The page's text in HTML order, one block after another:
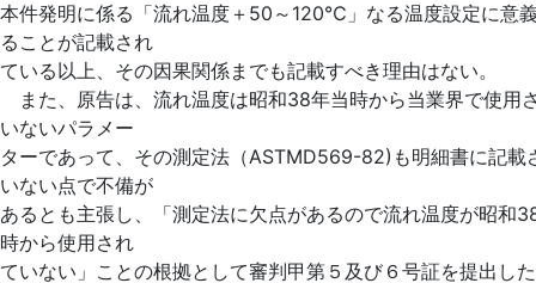
本件発明に係る「流れ温度＋50～120℃」なる温度設定に意
ることが記載され
ている以上、その因果関係までも記載すべき理由はない。
また、原告は、流れ温度は昭和38年当時から当業界で使用
いないパラメー
ターであって、その測定法（ASTMD569-82)も明細書に記載
いない点で不備が
あるとも主張し、「測定法に欠点があるので流れ温度が昭和
時から使用され
ていない」ことの根拠として審判甲第５及び６号証を提出し